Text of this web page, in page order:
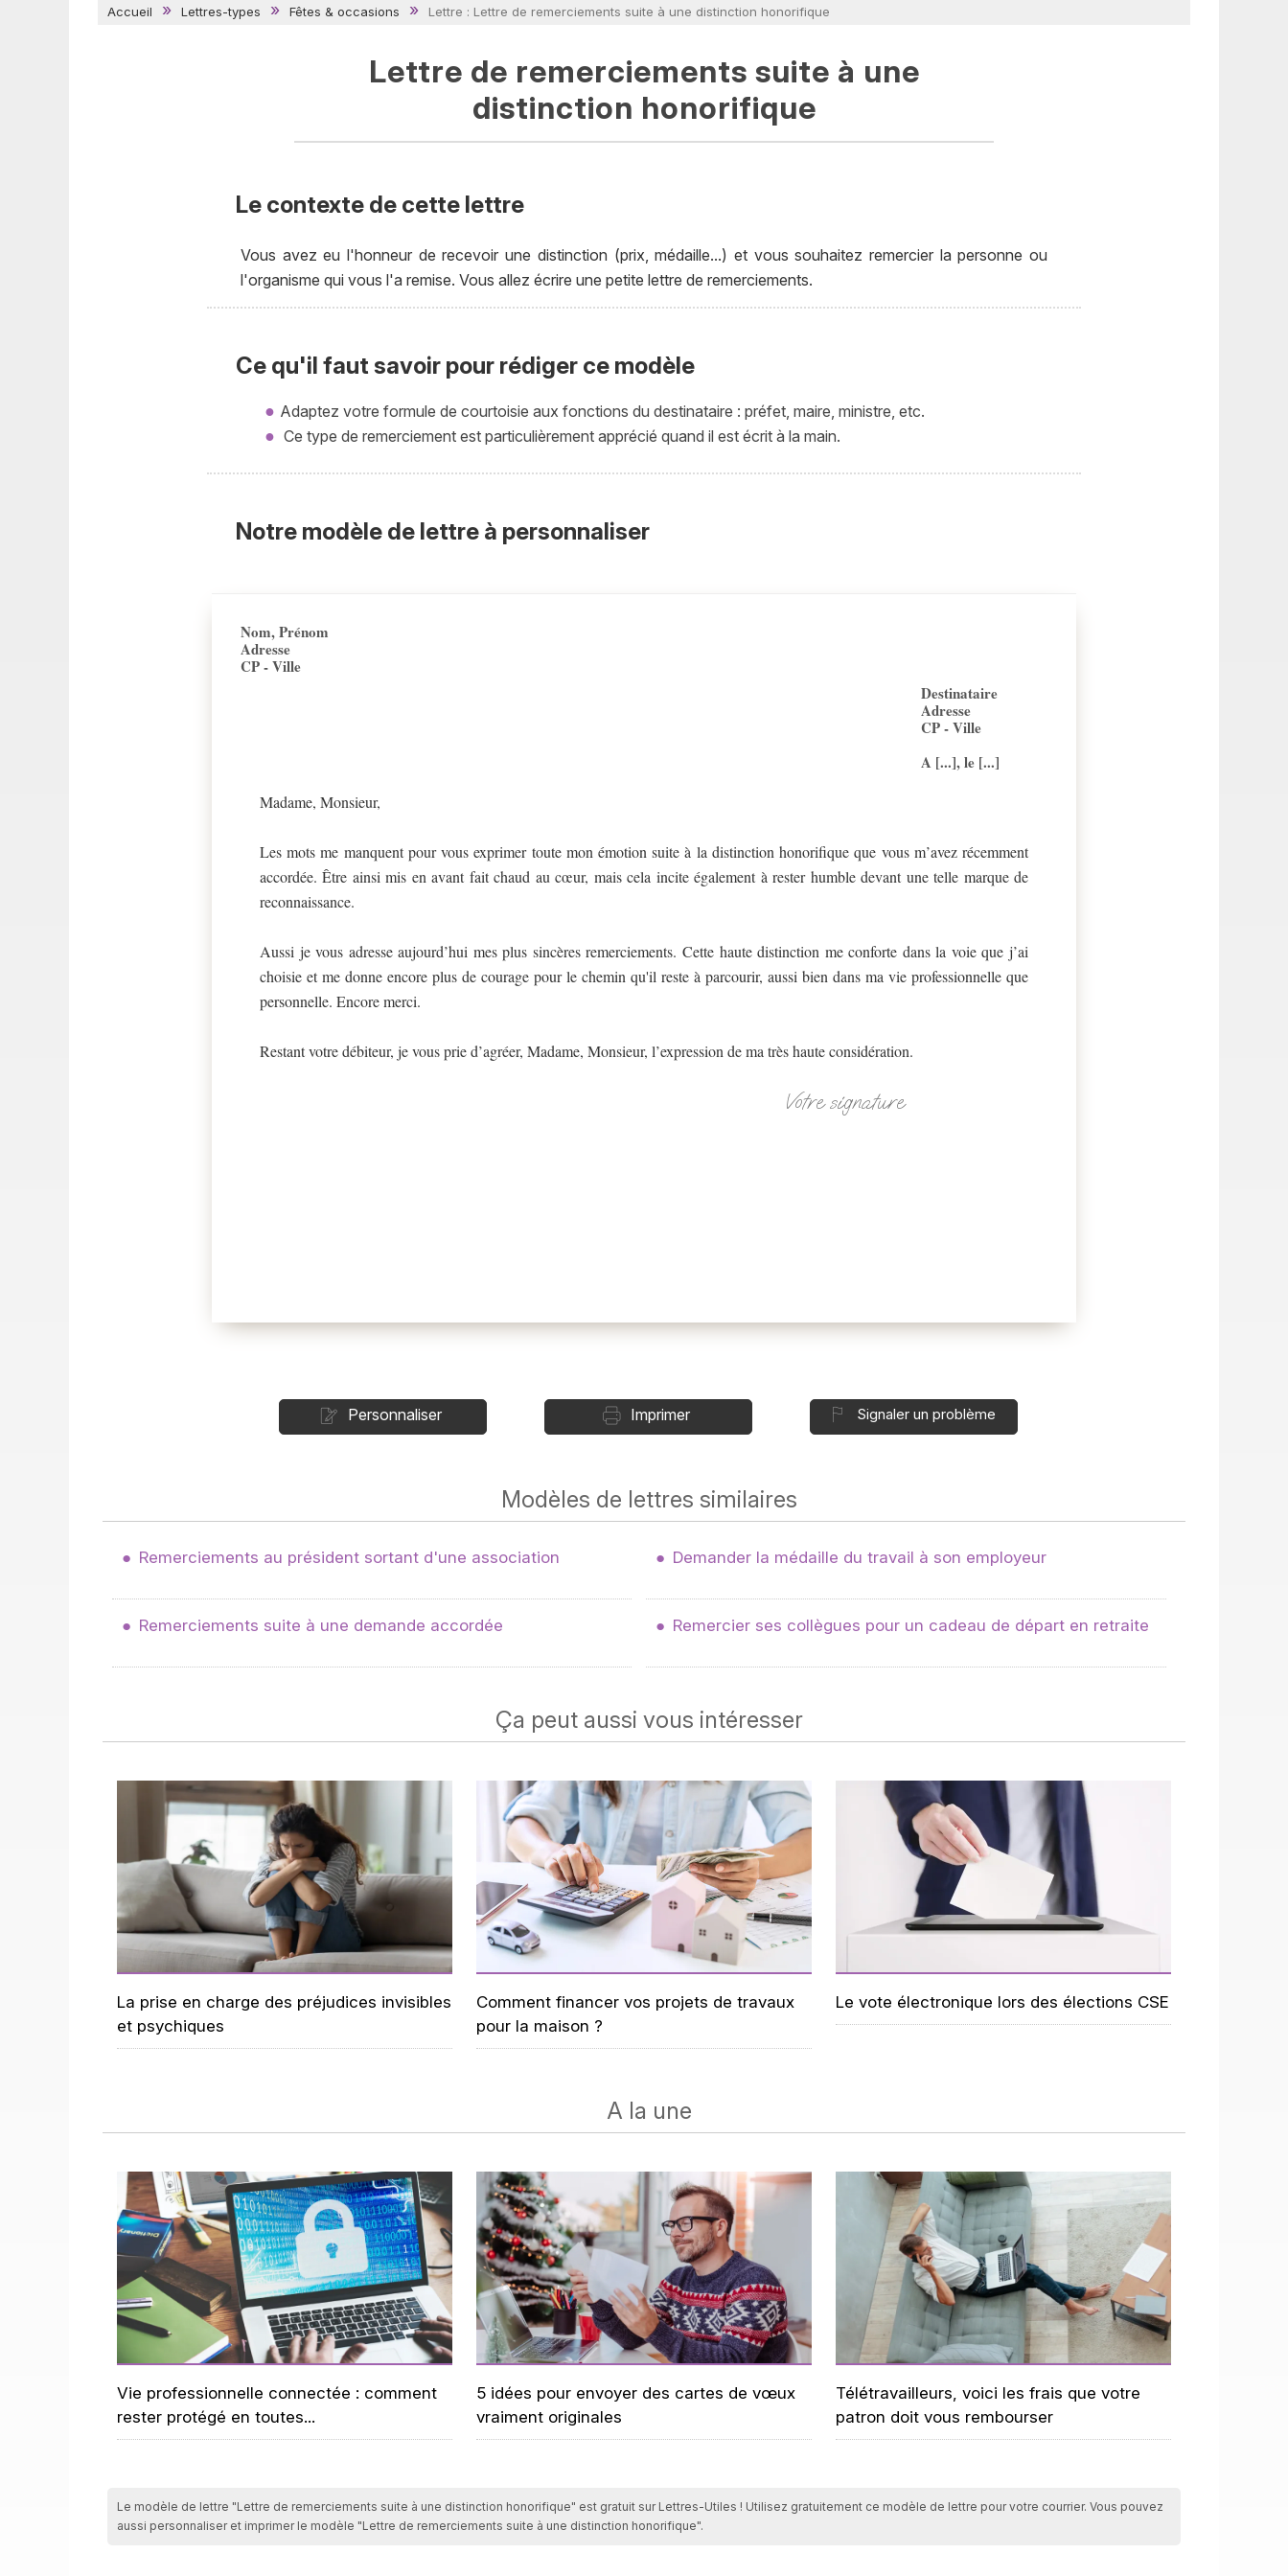
Accueil Lettres-types Fêtes & occasions Lettre : Lettre de remerciements suite à une distinction honorifique
Lettre de remerciements suite à une
distinction honorifique
Le contexte de cette lettre
Vous avez eu l'honneur de recevoir une distinction (prix, médaille...) et vous souhaitez remercier la personne ou
l'organisme qui vous l'a remise. Vous allez écrire une petite lettre de remerciements.
Ce qu'il faut savoir pour rédiger ce modèle
Adaptez votre formule de courtoisie aux fonctions du destinataire : préfet, maire, ministre, etc.
Ce type de remerciement est particulièrement apprécié quand il est écrit à la main.
Notre modèle de lettre à personnaliser
Nom, Prénom
Adresse
CP - Ville
Destinataire
Adresse
CP - Ville
A [...], le [...]
Madame, Monsieur,
Les mots me manquent pour vous exprimer toute mon émotion suite à la distinction honorifique que vous m’avez récemment
accordée. Être ainsi mis en avant fait chaud au cœur, mais cela incite également à rester humble devant une telle marque de
reconnaissance.
Aussi je vous adresse aujourd’hui mes plus sincères remerciements. Cette haute distinction me conforte dans la voie que j’ai
choisie et me donne encore plus de courage pour le chemin qu'il reste à parcourir, aussi bien dans ma vie professionnelle que
personnelle. Encore merci.
Restant votre débiteur, je vous prie d’agréer, Madame, Monsieur, l’expression de ma très haute considération.
Votre signature
Personnaliser Imprimer Signaler un problème
Modèles de lettres similaires
Remerciements au président sortant d'une association Demander la médaille du travail à son employeur
Remerciements suite à une demande accordée Remercier ses collègues pour un cadeau de départ en retraite
Ça peut aussi vous intéresser
La prise en charge des préjudices invisibles
et psychiques
Comment financer vos projets de travaux
pour la maison ?
Le vote électronique lors des élections CSE
A la une
Vie professionnelle connectée : comment
rester protégé en toutes...
5 idées pour envoyer des cartes de vœux
vraiment originales
Télétravailleurs, voici les frais que votre
patron doit vous rembourser
Le modèle de lettre "Lettre de remerciements suite à une distinction honorifique" est gratuit sur Lettres-Utiles ! Utilisez gratuitement ce modèle de lettre pour votre courrier. Vous pouvez
aussi personnaliser et imprimer le modèle "Lettre de remerciements suite à une distinction honorifique".